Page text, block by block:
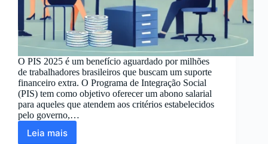
O PIS 2025 é um benefício aguardado por milhões
de trabalhadores brasileiros que buscam um suporte
financeiro extra. O Programa de Integração Social
(PIS) tem como objetivo oferecer um abono salarial
para aqueles que atendem aos critérios estabelecidos
pelo governo,…
Leia mais
PIS